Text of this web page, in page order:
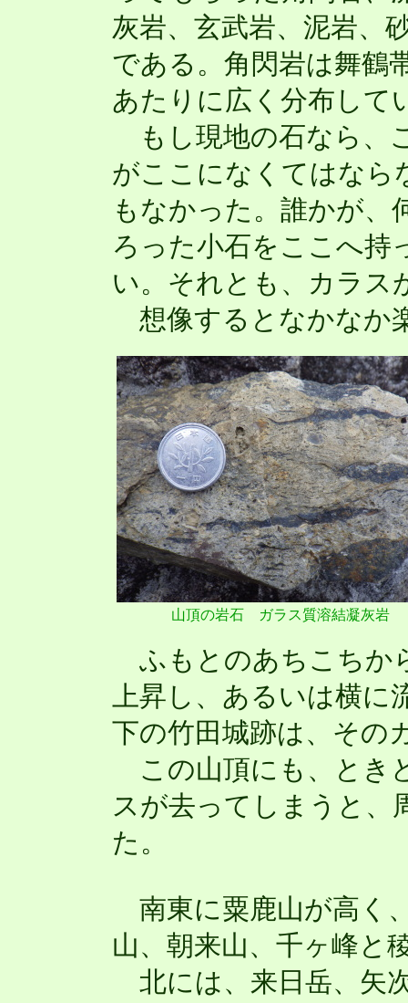
灰岩、玄武岩、泥岩、
である。角閃岩は舞鶴
あたりに広く分布して
もし現地の石なら、
がここになくてはなら
もなかった。誰かが、
ろった小石をここへ持
い。それとも、カラス
想像するとなかなか
山頂の岩石 ガラス質溶結凝灰岩
ふもとのあちこちか
上昇し、あるいは横
下の竹田城跡は、その
この山頂にも、とき
スが去ってしまうと、
た。
南東に粟鹿山が高く
山、朝来山、千ヶ峰と
北には、来日岳、矢